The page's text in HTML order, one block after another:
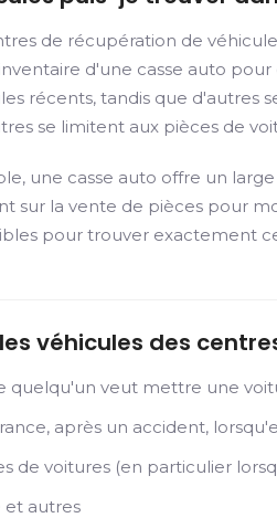
de récupération de
d'une casse auto
récents, tandis que
se limitent aux pièces de
une casse auto offre un
sur la vente de pièces pour
pour trouver exactement
véhicules des
quelqu'un veut mettre une
après un accident,
de voitures (en particulier
et autres